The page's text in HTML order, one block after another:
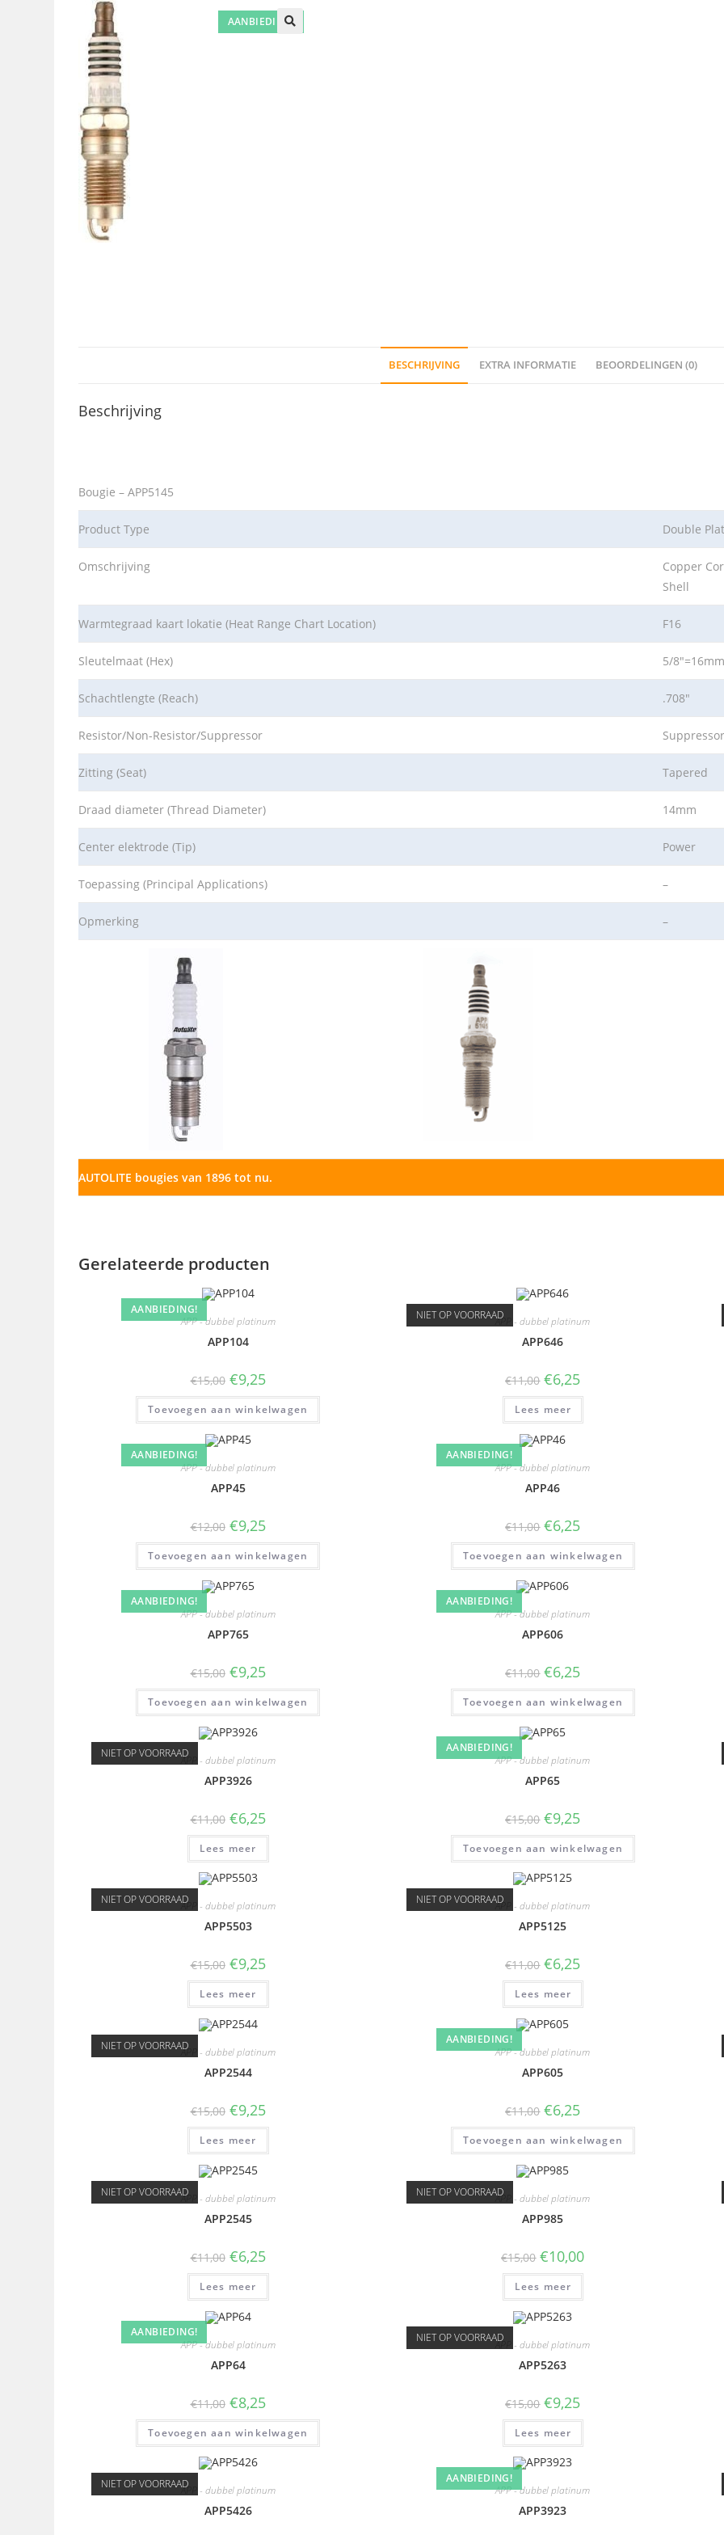
AANBIEDING!
BESCHRIJVING EXTRA INFORMATIE BEOORDELINGEN (0)
Beschrijving
Bougie – APP5145
Product Type Double
Omschrijving
Copper
Shell
Warmtegraad kaart lokatie (Heat Range Chart Location) F16
Sleutelmaat (Hex) 5/
Schachtlengte (Reach) .708″
Resistor/Non-Resistor/Suppressor
Zitting (Seat) Tapered
Draad diameter (Thread Diameter) 14mm
Center elektrode (Tip) Power
Toepassing (Principal Applications) –
Opmerking –
AUTOLITE bougies van 1896 tot nu.
Gerelateerde producten
AANBIEDING!
APP - dubbel platinum
APP104
€15,00 €9,25
Toevoegen aan winkelwagen
NIET OP VOORRAADAPP - dubbel platinum
APP646
€11,00 €6,25
Lees meer
AANBIEDING!
APP - dubbel platinum
APP45
€12,00 €9,25
Toevoegen aan winkelwagen
AANBIEDING!
APP - dubbel platinum
APP46
€11,00 €6,25
Toevoegen aan winkelwagen
AANBIEDING!
APP - dubbel platinum
APP765
€15,00 €9,25
Toevoegen aan winkelwagen
AANBIEDING!
APP - dubbel platinum
APP606
€11,00 €6,25
Toevoegen aan winkelwagen
NIET OP VOORRAADAPP - dubbel platinum
APP3926
€11,00 €6,25
Lees meer
AANBIEDING!
APP - dubbel platinum
APP65
€15,00 €9,25
Toevoegen aan winkelwagen
NIET OP VOORRAADAPP - dubbel platinum
APP5503
€15,00 €9,25
Lees meer
NIET OP VOORRAADAPP - dubbel platinum
APP5125
€11,00 €6,25
Lees meer
NIET OP VOORRAADAPP - dubbel platinum
APP2544
€15,00 €9,25
Lees meer
AANBIEDING!
APP - dubbel platinum
APP605
€11,00 €6,25
Toevoegen aan winkelwagen
NIET OP VOORRAADAPP - dubbel platinum
APP2545
€11,00 €6,25
Lees meer
NIET OP VOORRAADAPP - dubbel platinum
APP985
€15,00 €10,00
Lees meer
AANBIEDING!
APP - dubbel platinum
APP64
€11,00 €8,25
Toevoegen aan winkelwagen
NIET OP VOORRAADAPP - dubbel platinum
APP5263
€15,00 €9,25
Lees meer
NIET OP VOORRAADAPP - dubbel platinum
APP5426
AANBIEDING!
APP - dubbel platinum
APP3923